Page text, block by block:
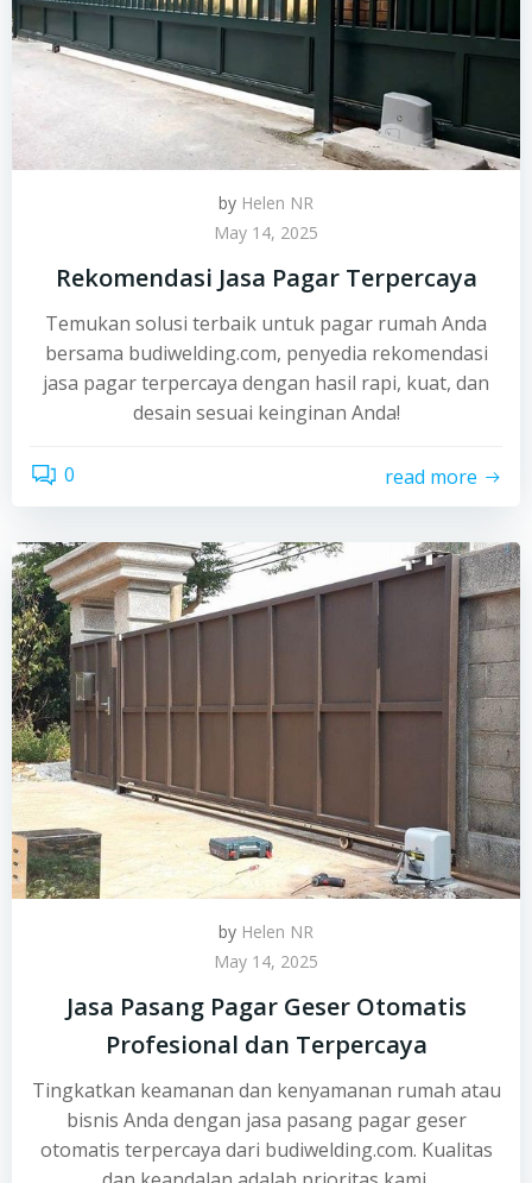
by Helen NR
May 14, 2025
Rekomendasi Jasa Pagar Terpercaya
Temukan solusi terbaik untuk pagar rumah Anda
bersama budiwelding.com, penyedia rekomendasi
jasa pagar terpercaya dengan hasil rapi, kuat, dan
desain sesuai keinginan Anda!
0 read more
by Helen NR
May 14, 2025
Jasa Pasang Pagar Geser Otomatis
Profesional dan Terpercaya
Tingkatkan keamanan dan kenyamanan rumah atau
bisnis Anda dengan jasa pasang pagar geser
otomatis terpercaya dari budiwelding.com. Kualitas